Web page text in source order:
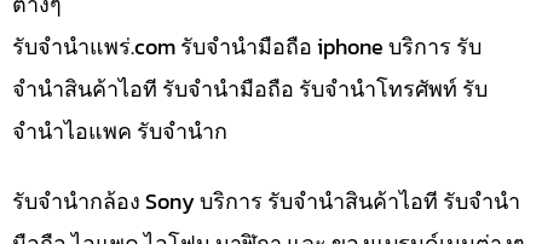
รับจํานําแพร่.com รับจำนำมือถือ iphone บริการ รับ
จำนำสินค้าไอที รับจำนำมือถือ รับจำนำโทรศัพท์ รับ
จำนำไอแพค รับจำนำก
รับจำนำกล้อง Sony บริการ รับจำนำสินค้าไอที รับจำนำ